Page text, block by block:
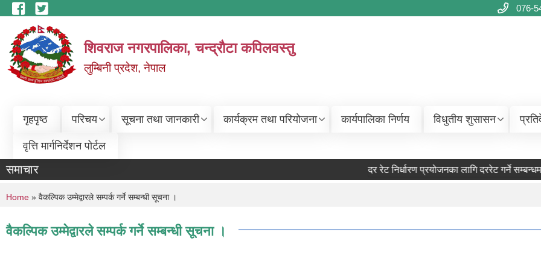
Skip to main content 076-
शिवराज नगरपालिका, चन्द्राैटा कपिलवस्तु
लुम्बिनी प्रदेश, नेपाल
गृहपृष्ठ परिचय सूचना तथा जानकारी कार्यक्रम तथा परियोजना कार्यपालिका निर्णय विधुतीय शुसासन
वृत्ति मार्गनिर्देशन पोर्टल
समाचार दर रेट निर्धारण प्रयोजनका लागि दररेट गर्ने सम्बन्धमा
You are here
Home » वैकल्पिक उम्मेद्वारले सम्पर्क गर्ने सम्बन्धी सूचना ।
वैकल्पिक उम्मेद्वारले सम्पर्क गर्ने सम्बन्धी सूचना ।